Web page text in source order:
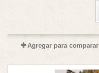
Agregar para comparar